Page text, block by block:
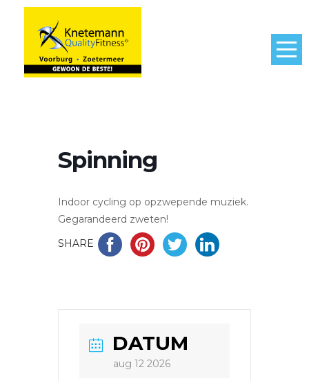
Spinning
Indoor cycling op opzwepende muziek.
Gegarandeerd zweten!
SHARE
DATUM
aug 12 2026